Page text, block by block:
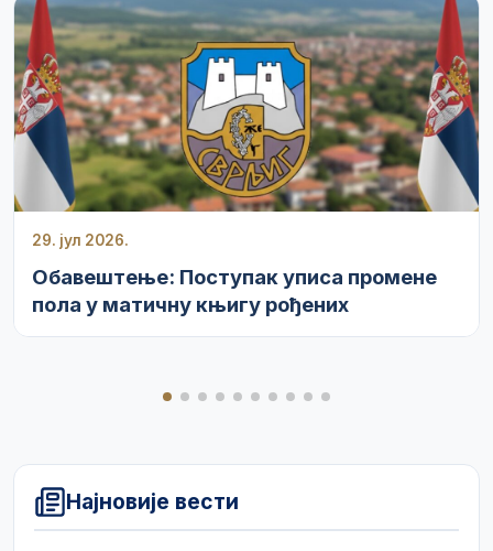
29. јул 2026.
Обавештење: Поступак уписа промене
пола у матичну књигу рођених
Најновије вести